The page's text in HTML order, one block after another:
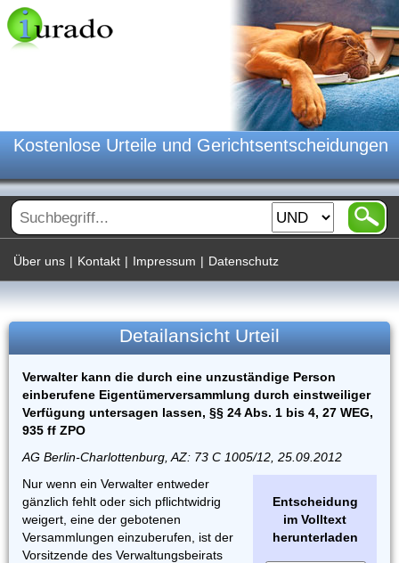
Kostenlose Urteile und Gerichtsentscheidungen
Über uns | Kontakt | Impressum | Datenschutz
Detailansicht Urteil
Verwalter kann die durch eine unzuständige Person
einberufene Eigentümerversammlung durch einstweiliger
Verfügung untersagen lassen, §§ 24 Abs. 1 bis 4, 27 WEG,
935 ff ZPO
AG Berlin-Charlottenburg, AZ: 73 C 1005/12, 25.09.2012
Entscheidung
im Volltext
herunterladen
Nur wenn ein Verwalter entweder
gänzlich fehlt oder sich pflichtwidrig
weigert, eine der gebotenen
Versammlungen einzuberufen, ist der
Vorsitzende des Verwaltungsbeirats